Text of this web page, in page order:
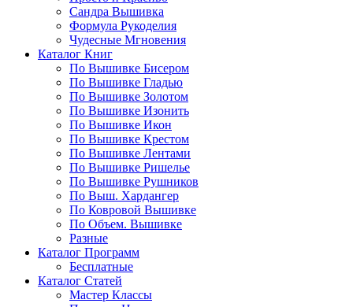
Сандра Вышивка
Формула Рукоделия
Чудесные Мгновения
Каталог Книг
По Вышивке Бисером
По Вышивке Гладью
По Вышивке Золотом
По Вышивке Изонить
По Вышивке Икон
По Вышивке Крестом
По Вышивке Лентами
По Вышивке Ришелье
По Вышивке Рушников
По Выш. Хардангер
По Ковровой Вышивке
По Объем. Вышивке
Разные
Каталог Программ
Бесплатные
Каталог Статей
Мастер Классы